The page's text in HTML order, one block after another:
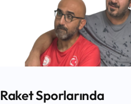
Raket Sporlarında